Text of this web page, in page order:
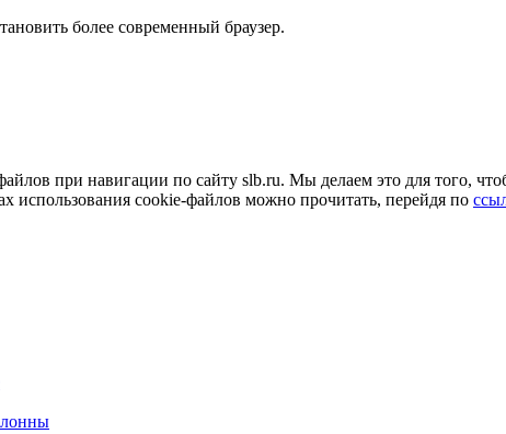
более современный браузер.
при навигации по сайту slb.ru. Мы делаем это для того,
cookie-файлов можно прочитать, перейдя по